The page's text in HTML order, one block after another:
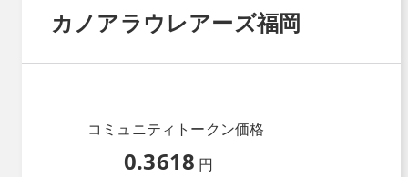
カノアラウレアーズ福岡
コミュニティトークン価格
0.3618 円